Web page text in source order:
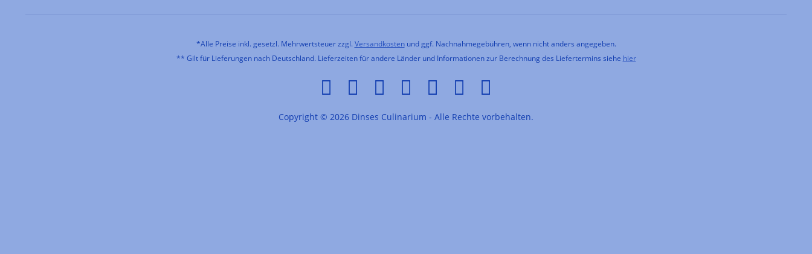
*Alle Preise inkl. gesetzl. Mehrwertsteuer zzgl. Versandkostenund ggf. Nachnahmegebühren, wenn nicht anders angegeben.
** Gilt für Lieferungen nach Deutschland. Lieferzeiten für andere Länder und Informationen zur Berechnung des Liefertermins siehe hier
Copyright © 2026 Dinses Culinarium - Alle Rechte vorbehalten.